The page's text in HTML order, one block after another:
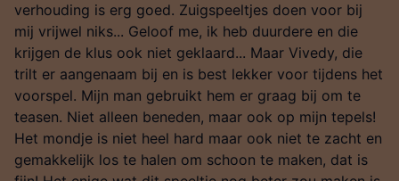
verhouding is erg goed. Zuigspeeltjes doen voor bij
mij vrijwel niks... Geloof me, ik heb duurdere en die
krijgen de klus ook niet geklaard... Maar Vivedy, die
trilt er aangenaam bij en is best lekker voor tijdens het
voorspel. Mijn man gebruikt hem er graag bij om te
teasen. Niet alleen beneden, maar ook op mijn tepels!
Het mondje is niet heel hard maar ook niet te zacht en
gemakkelijk los te halen om schoon te maken, dat is